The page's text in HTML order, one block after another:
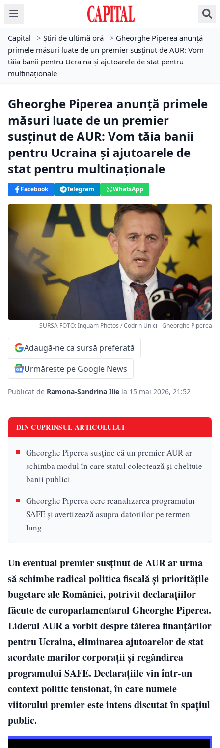
Capital > Știri de ultimă oră > Gheorghe Piperea anunță
primele măsuri luate de un premier susținut de AUR: Vom
tăia banii pentru Ucraina și ajutoarele de stat pentru
multinaționale
Gheorghe Piperea anunță primele
măsuri luate de un premier
susținut de AUR: Vom tăia banii
pentru Ucraina și ajutoarele de
stat pentru multinaționale
Facebook Telegram WhatsApp
SURSA FOTO: Inquam Photos / Codrin Unici - Gheorghe Piperea
Adaugă-ne ca sursă preferată
Urmărește pe Google News
Publicat de Ramona-Sandrina Ilie la 15 mai 2026, 21:52
DIN CUPRINSUL ARTICOLULUI
Gheorghe Piperea susține că un premier AUR ar
schimba modul în care statul colectează și cheltuie
banii publici
Gheorghe Piperea cere reanalizarea programului
SAFE și avertizează asupra datoriilor pe termen
lung
Un eventual premier susținut de AUR ar urma
să schimbe radical politica fiscală și prioritățile
bugetare ale României, potrivit declarațiilor
făcute de europarlamentarul Gheorghe Piperea.
Liderul AUR a vorbit despre tăierea finanțărilor
pentru Ucraina, eliminarea ajutoarelor de stat
acordate marilor corporații și regândirea
programului SAFE. Declarațiile vin într-un
context politic tensionat, în care numele
viitorului premier este intens discutat în spațiul
public.